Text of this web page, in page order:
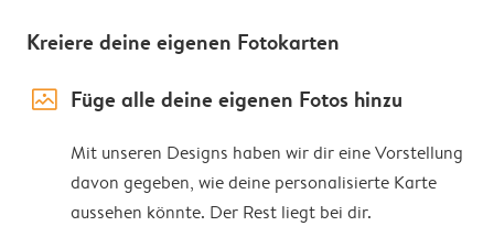
Kreiere deine eigenen Fotokarten
image_placeholder Füge alle deine eigenen Fotos hinzu
Mit unseren Designs haben wir dir eine Vorstellung
davon gegeben, wie deine personalisierte Karte
aussehen könnte. Der Rest liegt bei dir.